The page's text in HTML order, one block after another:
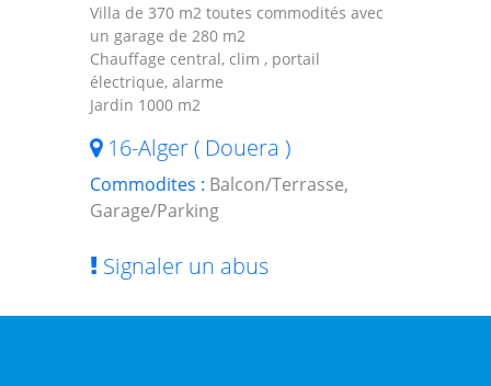
Villa de 370 m2 toutes commodités avec
un garage de 280 m2
Chauffage central, clim , portail
électrique, alarme
Jardin 1000 m2
16-Alger ( Douera )
Commodites : Balcon/Terrasse,
Garage/Parking
Signaler un abus